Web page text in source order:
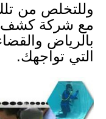
وللتخلص من
مع شركة كشف
بالرياض
التي تواجهك.